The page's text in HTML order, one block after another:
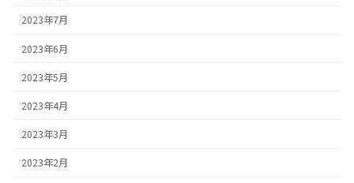
2023年7月
2023年6月
2023年5月
2023年4月
2023年3月
2023年2月